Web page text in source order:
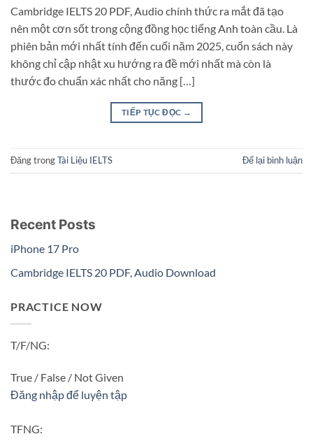
Cambridge IELTS 20 PDF, Audio chính thức ra mắt đã tạo
nên một cơn sốt trong cộng đồng học tiếng Anh toàn cầu. Là
phiên bản mới nhất tính đến cuối năm 2025, cuốn sách này
không chỉ cập nhật xu hướng ra đề mới nhất mà còn là
thước đo chuẩn xác nhất cho năng […]
TIẾP TỤC ĐỌC →
Đăng trongTài Liệu IELTS Để lại bình luận
Recent Posts
iPhone 17 Pro
Cambridge IELTS 20 PDF, Audio Download
PRACTICE NOW
T/F/NG:
True / False / Not Given
Đăng nhập để luyện tập
TFNG: